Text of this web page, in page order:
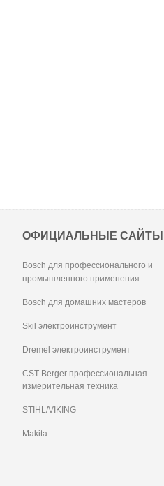
ОФИЦИАЛЬНЫЕ САЙТЫ
Bosch для профессионального и
промышленного применения
Bosch для домашних мастеров
Skil электроинструмент
Dremel электроинструмент
CST Berger профессиональная
измерительная техника
STIHL/VIKING
Makita